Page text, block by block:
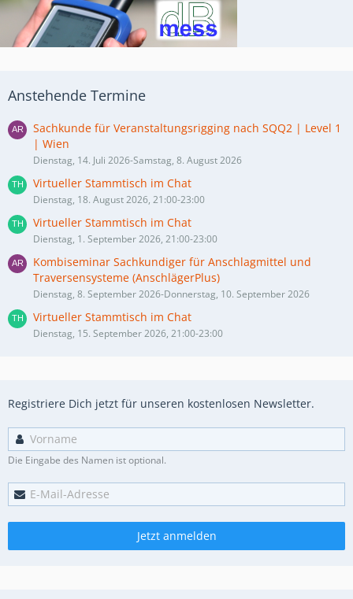
Anstehende Termine
Sachkunde für Veranstaltungsrigging nach SQQ2 | Level 1
| Wien
Dienstag, 14. Juli 2026-Samstag, 8. August 2026
Virtueller Stammtisch im Chat
Dienstag, 18. August 2026, 21:00-23:00
Virtueller Stammtisch im Chat
Dienstag, 1. September 2026, 21:00-23:00
Kombiseminar Sachkundiger für Anschlagmittel und
Traversensysteme (AnschlägerPlus)
Dienstag, 8. September 2026-Donnerstag, 10. September 2026
Virtueller Stammtisch im Chat
Dienstag, 15. September 2026, 21:00-23:00
Registriere Dich jetzt für unseren kostenlosen Newsletter.
Die Eingabe des Namen ist optional.
Jetzt anmelden